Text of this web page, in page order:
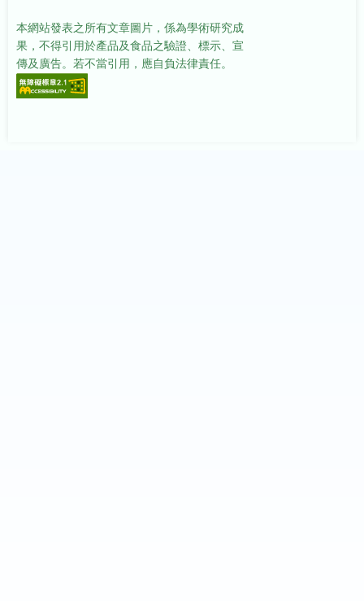
本網站發表之所有文章圖片，係為學術研究成
果，不得引用於產品及食品之驗證、標示、宣
傳及廣告。若不當引用，應自負法律責任。